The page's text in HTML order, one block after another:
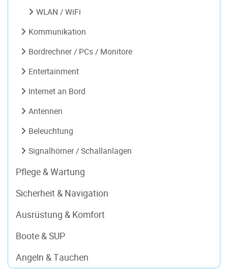
WLAN / WiFi
Kommunikation
Bordrechner / PCs / Monitore
Entertainment
Internet an Bord
Antennen
Beleuchtung
Signalhörner / Schallanlagen
Pflege & Wartung
Sicherheit & Navigation
Ausrüstung & Komfort
Boote & SUP
Angeln & Tauchen